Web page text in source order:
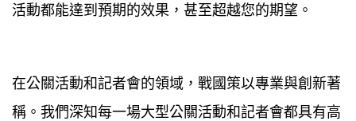
活動都能達到預期的效果，甚至超越您的期望。
在公關活動和記者會的領域，戰國策以專業與創新著
稱。我們深知每一場大型公關活動和記者會都具有高